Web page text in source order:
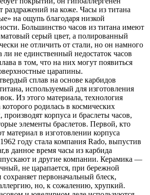
раздражений на коже. Часы из титана
на ощупь благодаря низкой
Большинство часов из титана имеют
серый цвет, а полированный
не отличить от стали, но он намного
ли не единственный недостаток часов
в том, что на них могут появиться
царапины.
сплав на основе карбидов
используемый для изготовления
Из этого материала, технология
которого родилась в космических
производят корпуса и браслеты часов,
элементы браслетов. Первой, кто
материал в изготовлении корпуса
году стала компания Rado, выпустив
данное время часы из карбида
и другие компании. Керамика —
не царапается, при бережной
сохраняет первоначальный блеск,
но, к сожалению, хрупкий.